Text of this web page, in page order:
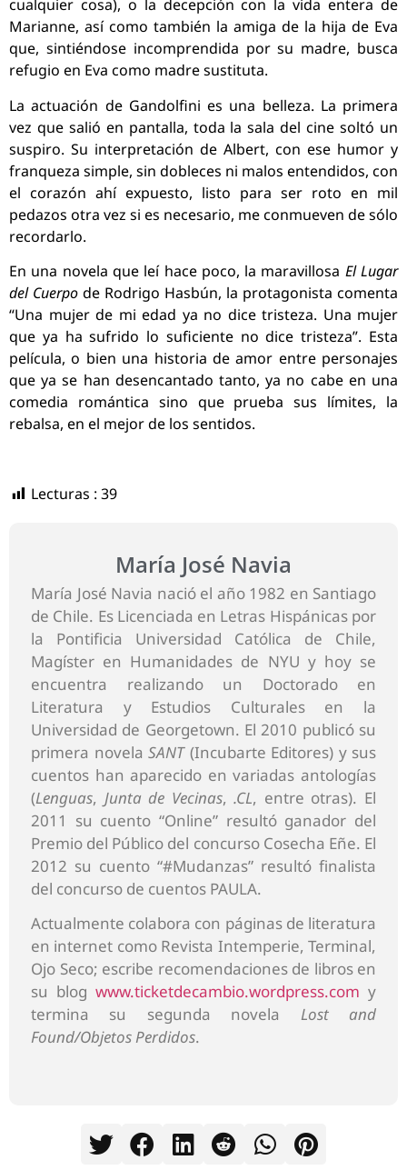
cualquier cosa), o la decepción con la vida entera de
Marianne, así como también la amiga de la hija de Eva
que, sintiéndose incomprendida por su madre, busca
refugio en Eva como madre sustituta.
La actuación de Gandolfini es una belleza. La primera
vez que salió en pantalla, toda la sala del cine soltó un
suspiro. Su interpretación de Albert, con ese humor y
franqueza simple, sin dobleces ni malos entendidos, con
el corazón ahí expuesto, listo para ser roto en mil
pedazos otra vez si es necesario, me conmueven de sólo
recordarlo.
En una novela que leí hace poco, la maravillosa El Lugar
del Cuerpo de Rodrigo Hasbún, la protagonista comenta
“Una mujer de mi edad ya no dice tristeza. Una mujer
que ya ha sufrido lo suficiente no dice tristeza”. Esta
película, o bien una historia de amor entre personajes
que ya se han desencantado tanto, ya no cabe en una
comedia romántica sino que prueba sus límites, la
rebalsa, en el mejor de los sentidos.
Lecturas : 39
María José Navia
María José Navia nació el año 1982 en Santiago
de Chile. Es Licenciada en Letras Hispánicas por
la Pontificia Universidad Católica de Chile,
Magíster en Humanidades de NYU y hoy se
encuentra realizando un Doctorado en
Literatura y Estudios Culturales en la
Universidad de Georgetown. El 2010 publicó su
primera novela SANT (Incubarte Editores) y sus
cuentos han aparecido en variadas antologías
(Lenguas, Junta de Vecinas,.CL, entre otras). El
2011 su cuento “Online” resultó ganador del
Premio del Público del concurso Cosecha Eñe. El
2012 su cuento “#Mudanzas” resultó finalista
del concurso de cuentos PAULA.
Actualmente colabora con páginas de literatura
en internet como Revista Intemperie, Terminal,
Ojo Seco; escribe recomendaciones de libros en
su blog www.ticketdecambio.wordpress.com y
termina su segunda novela Lost and
Found/Objetos Perdidos.